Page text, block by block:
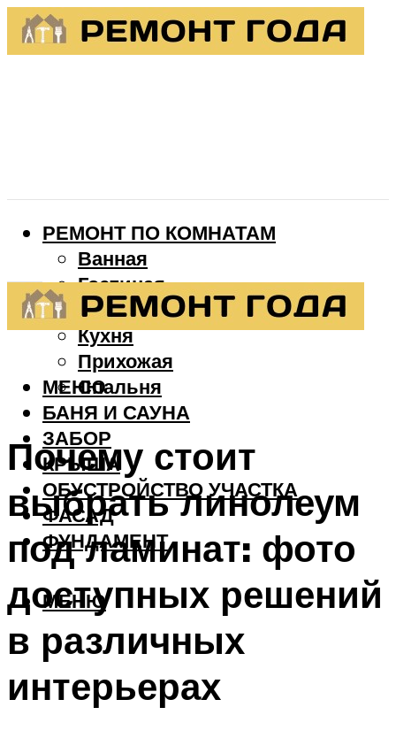
РЕМОНТ ПО КОМНАТАМ
Ванная
Гостиная
Детская
Кухня
Прихожая
Спальня
БАНЯ И САУНА
ЗАБОР
КРЫША
ОБУСТРОЙСТВО УЧАСТКА
ФАСАД
ФУНДАМЕНТ
МЕНЮ
МЕНЮ
Почему стоит
выбрать линолеум
под ламинат: фото
доступных решений
в различных
интерьерах